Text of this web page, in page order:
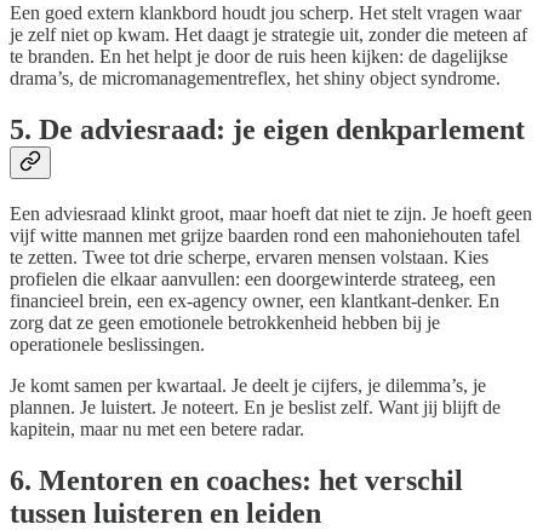
Een goed extern klankbord houdt jou scherp. Het stelt vragen waar
je zelf niet op kwam. Het daagt je strategie uit, zonder die meteen af
te branden. En het helpt je door de ruis heen kijken: de dagelijkse
drama’s, de micromanagementreflex, het shiny object syndrome.
5. De adviesraad: je eigen denkparlement
Een adviesraad klinkt groot, maar hoeft dat niet te zijn. Je hoeft geen
vijf witte mannen met grijze baarden rond een mahoniehouten tafel
te zetten. Twee tot drie scherpe, ervaren mensen volstaan. Kies
profielen die elkaar aanvullen: een doorgewinterde strateeg, een
financieel brein, een ex-agency owner, een klantkant-denker. En
zorg dat ze geen emotionele betrokkenheid hebben bij je
operationele beslissingen.
Je komt samen per kwartaal. Je deelt je cijfers, je dilemma’s, je
plannen. Je luistert. Je noteert. En je beslist zelf. Want jij blijft de
kapitein, maar nu met een betere radar.
6. Mentoren en coaches: het verschil
tussen luisteren en leiden